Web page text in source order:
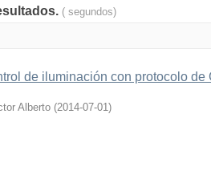
( segundos)
de iluminación con protocolo de
Alberto (2014-07-01)